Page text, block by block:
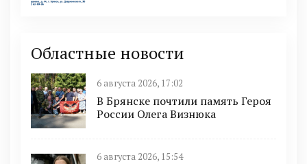
Областные новости
6 августа 2026, 17:02
В Брянске почтили память Героя
России Олега Визнюка
6 августа 2026, 15:54